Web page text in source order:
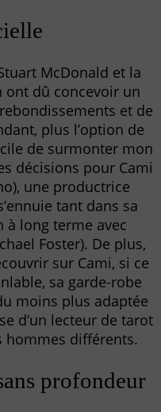
McDonald et la
ont dû concevoir un
et de
plus l’option de
de surmonter mon
décisions pour Cami
une productrice
tant dans sa
à long terme avec
Foster). De plus,
sur Cami, si ce
sa garde-robe
moins plus adaptée
d’un lecteur de tarot
différents.
profondeur